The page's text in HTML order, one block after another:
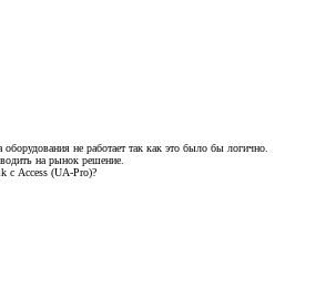
оборудования не работает так как это было бы логично.
на рынок решение.
с Access (UA-Pro)?